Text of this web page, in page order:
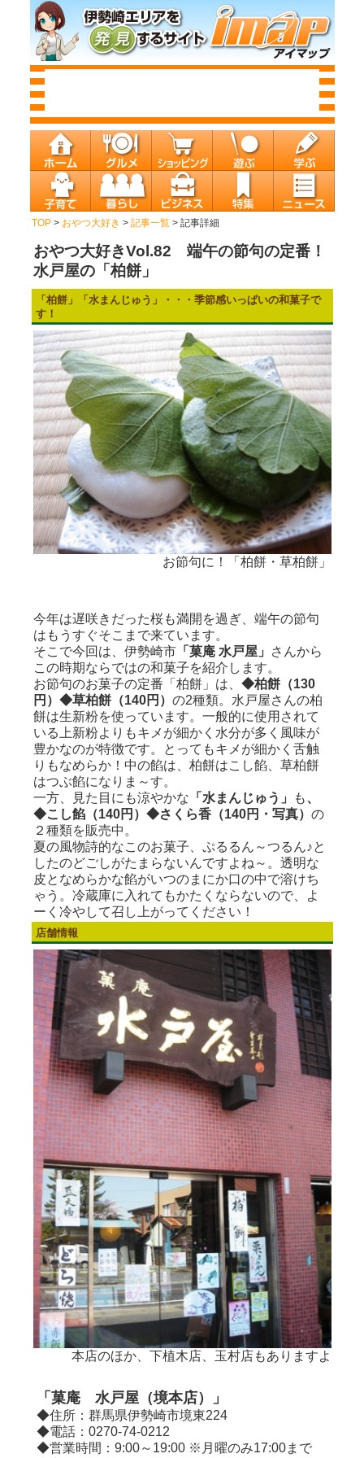
TOP> おやつ大好き > 記事一覧> 記事詳細
おやつ大好きVol.82 端午の節句の定番！
水戸屋の「柏餅」
「柏餅」「水まんじゅう」・・・季節感いっぱいの和菓子で
す！
お節句に！「柏餅・草柏餅」
今年は遅咲きだった桜も満開を過ぎ、端午の節句
はもうすぐそこまで来ています。
そこで今回は、伊勢崎市「菓庵 水戸屋」
さんから
この時期ならではの和菓子を紹介します。
お節句のお菓子の定番「柏餅」は、 ◆柏餅（130
円）◆草柏餅（140円） の2種類。水戸屋さんの柏
餅は生新粉を使っています。一般的に使用されて
いる上新粉よりもキメが細かく水分が多く風味が
豊かなのが特徴です。とってもキメが細かく舌触
りもなめらか！中の餡は、柏餅はこし餡、草柏餅
はつぶ餡になりま～す。
一方、見た目にも涼やかな 「水まんじゅう」 も、
◆こし餡（140円）◆さくら香（140円・写真） の
２種類を販売中。
夏の風物詩的なこのお菓子、ぷるるん～つるん♪と
したのどごしがたまらないんですよね～。透明な
皮となめらかな餡がいつのまにか口の中で溶けち
ゃう。冷蔵庫に入れてもかたくならないので、よ
ーく冷やして召し上がってください！
店舗情報
本店のほか、下植木店、玉村店もありますよ
「 菓庵 水戸屋（境本店）」
◆住所：群馬県伊勢崎市境東224
◆電話：0270-74-0212
◆営業時間：9:00～19:00 ※月曜のみ17:00まで